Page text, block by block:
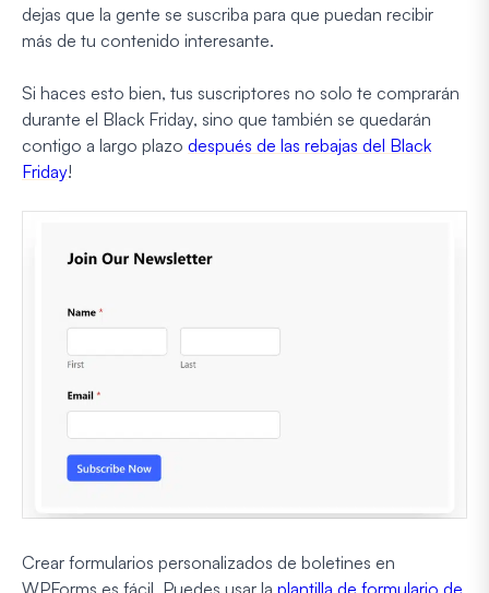
dejas que la gente se suscriba para que puedan recibir
más de tu contenido interesante.
Si haces esto bien, tus suscriptores no solo te comprarán
durante el Black Friday, sino que también se quedarán
contigo a largo plazo después de las rebajas del Black
Friday!
Crear formularios personalizados de boletines en